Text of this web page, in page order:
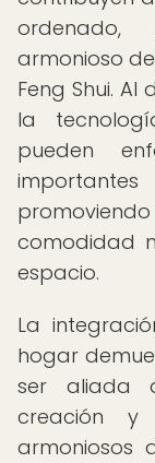
armonioso
Feng Shui.
la
pueden
comodidad
espacio.
La
hogar
ser aliada
creación y
armoniosos